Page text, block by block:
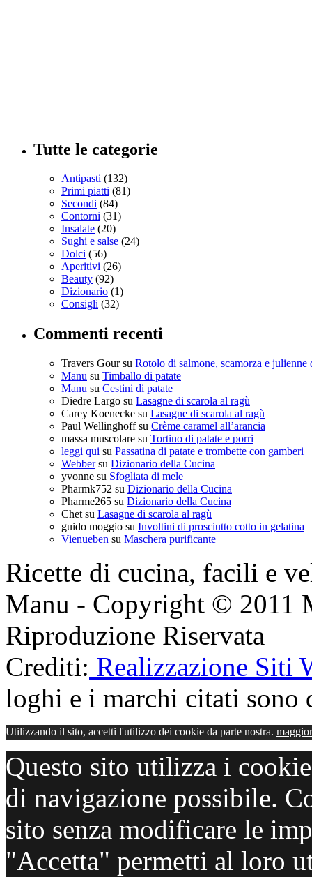
Tutte le categorie
Antipasti (132)
Primi piatti (81)
Secondi (84)
Contorni (31)
Insalate (20)
Sughi e salse (24)
Dolci (56)
Aperitivi (26)
Beauty (92)
Dizionario (1)
Consigli (32)
Commenti recenti
Travers Goursu Rotolo di salmone, scamorza e julienne
Manu su Timballo di patate
Manu su Cestini di patate
Diedre Largo su Lasagne di scarola al ragù
Carey Koenecke su Lasagne di scarola al ragù
Paul Wellinghoffsu Crème caramel all’arancia
massa muscolare su Tortino di patate e porri
leggi qui su Passatina di patate e trombette con gamberi
Webbersu Dizionario della Cucina
yvonne su Sfogliata di mele
Pharmk752 su Dizionario della Cucina
Pharme265 su Dizionario della Cucina
Chet su Lasagne di scarola al ragù
guido moggio su Involtini di prosciutto cotto in gelatina
Vienueben su Maschera purificante
Ricette di cucina, facili e
Manu - Copyright © 2011
Riproduzione Riservata
Crediti: Realizzazione Siti
loghi e i marchi citati
Utilizzando il sito, accetti l'utilizzo dei cookie da parte nostra.
Questo sito utilizza i
di navigazione possibile.
sito senza modificare le
"Accetta" permetti al loro